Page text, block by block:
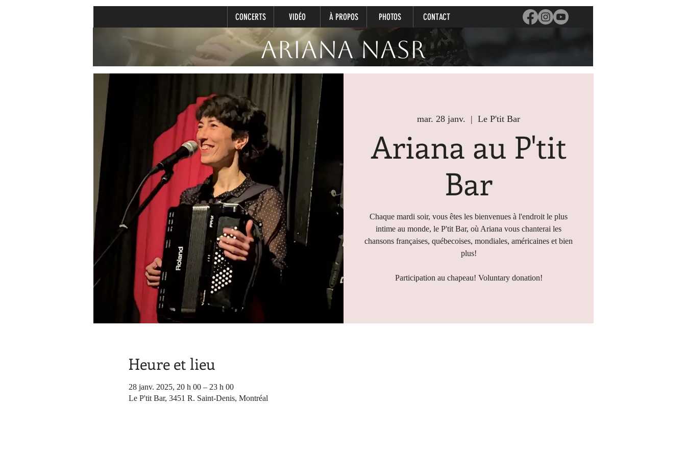
CONCERTS VIDÉO À PROPOS PHOTOS CONTACT
Ariana Nasr
mar. 28 janv.
  |
Le P'tit Bar
Ariana au P'tit
Bar
Chaque mardi soir, vous êtes les bienvenues à l'endroit le plus
intime au monde, le P'tit Bar, où Ariana vous chanterai les
chansons françaises, québecoises, mondiales, américaines et bien
plus!
Participation au chapeau! Voluntary donation!
Heure et lieu
28 janv. 2025, 20 h 00 – 23 h 00
Le P'tit Bar, 3451 R. Saint-Denis, Montréal